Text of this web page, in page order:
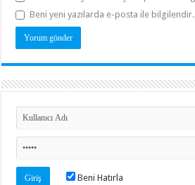
Beni yeni yazılarda e-posta ile bilgilendir.
Beni Hatırla